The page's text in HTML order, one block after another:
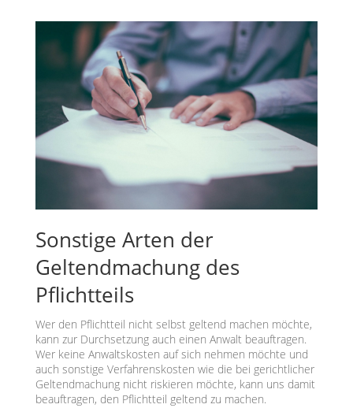
Sonstige Arten der
Geltendmachung des
Pflichtteils
Wer den Pflichtteil nicht selbst geltend machen möchte,
kann zur Durchsetzung auch einen Anwalt beauftragen.
Wer keine Anwaltskosten auf sich nehmen möchte und
auch sonstige Verfahrenskosten wie die bei gerichtlicher
Geltendmachung nicht riskieren möchte, kann uns damit
beauftragen, den Pflichtteil geltend zu machen.